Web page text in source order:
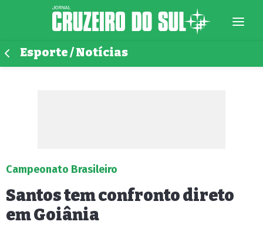
Esporte / Notícias
Campeonato Brasileiro
Santos tem confronto direto
em Goiânia